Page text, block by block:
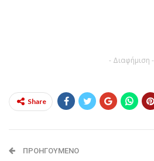
- Διαφήμιση -
Share
ΠΡΟΗΓΟΎΜΕΝΟ